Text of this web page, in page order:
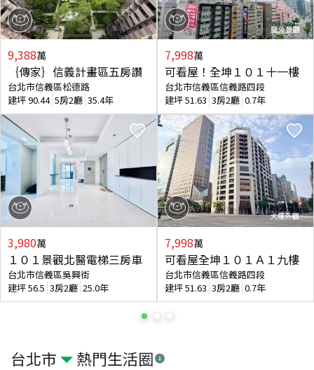
台北市 熱門生活圈
9,388萬
｛傳家｝信義計畫區五房讚
台北市信義區松德路
建坪90.44 5房2廳 35.4年
3,980萬
１０１景觀北醫電梯三房車
台北市信義區吳興街
建坪56.5 3房2廳 25.0年
7,998萬
可看屋！全坤１０１十一樓
台北市信義區信義路四段
建坪51.63 3房2廳 0.7年
7,998萬
可看屋全坤１０１Ａ１九樓
台北市信義區信義路四段
建坪51.63 3房2廳 0.7年